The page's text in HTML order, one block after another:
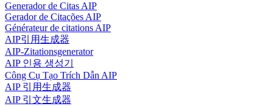
Generador de Citas AIP
Gerador de Citações AIP
Générateur de citations AIP
AIP引用生成器
AIP-Zitationsgenerator
AIP 인용 생성기
Công Cụ Tạo Trích Dẫn AIP
AIP 引用生成器
AIP 引文生成器